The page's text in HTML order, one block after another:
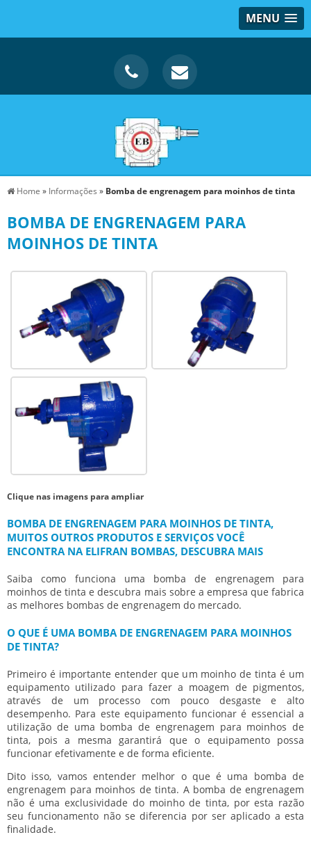
MENU
Home » Informações » Bomba de engrenagem para moinhos de tinta
BOMBA DE ENGRENAGEM PARA
MOINHOS DE TINTA
Clique nas imagens para ampliar
BOMBA DE ENGRENAGEM PARA MOINHOS DE TINTA,
MUITOS OUTROS PRODUTOS E SERVIÇOS VOCÊ
ENCONTRA NA ELIFRAN BOMBAS, DESCUBRA MAIS
Saiba como funciona uma bomba de engrenagem para
moinhos de tinta e descubra mais sobre a empresa que fabrica
as melhores bombas de engrenagem do mercado.
O QUE É UMA BOMBA DE ENGRENAGEM PARA MOINHOS
DE TINTA?
Primeiro é importante entender que um moinho de tinta é um
equipamento utilizado para fazer a moagem de pigmentos,
através de um processo com pouco desgaste e alto
desempenho. Para este equipamento funcionar é essencial a
utilização de uma bomba de engrenagem para moinhos de
tinta, pois a mesma garantirá que o equipamento possa
funcionar efetivamente e de forma eficiente.
Dito isso, vamos entender melhor o que é uma bomba de
engrenagem para moinhos de tinta. A bomba de engrenagem
não é uma exclusividade do moinho de tinta, por esta razão
seu funcionamento não se diferencia por ser aplicado a esta
finalidade.